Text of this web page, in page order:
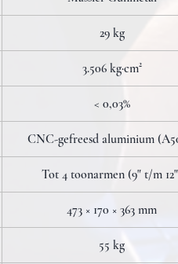
29 kg
3.506 kg·cm²
< 0,03%
CNC-gefreesd aluminium
Tot 4 toonarmen (9" t/m
473 × 170 × 363 mm
55 kg